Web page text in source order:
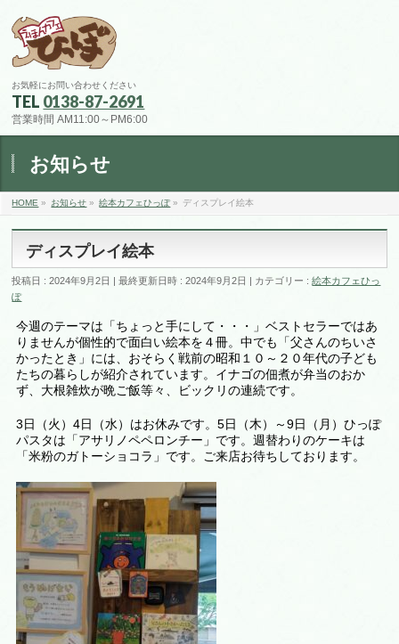
お気軽にお問い合わせください
TEL 0138-87-2691
営業時間 AM11:00～PM6:00
お知らせ
HOME » お知らせ » 絵本カフェひっぽ» ディスプレイ絵本
ディスプレイ絵本
投稿日 : 2024年9月2日 最終更新日時 : 2024年9月2日 カテゴリー :絵本カフェひっ
ぽ
今週のテーマは「ちょっと手にして・・・」ベストセラーではあ
りませんが個性的で面白い絵本を４冊。中でも「父さんのちいさ
かったとき」には、おそらく戦前の昭和１０～２０年代の子ども
たちの暮らしが紹介されています。イナゴの佃煮が弁当のおか
ず、大根雑炊が晩ご飯等々、ビックリの連続です。
3日（火）4日（水）はお休みです。5日（木）～9日（月）ひっぽ
パスタは「アサリノペペロンチー」です。週替わりのケーキは
「米粉のガトーショコラ 」です。ご来店お待ちしております。